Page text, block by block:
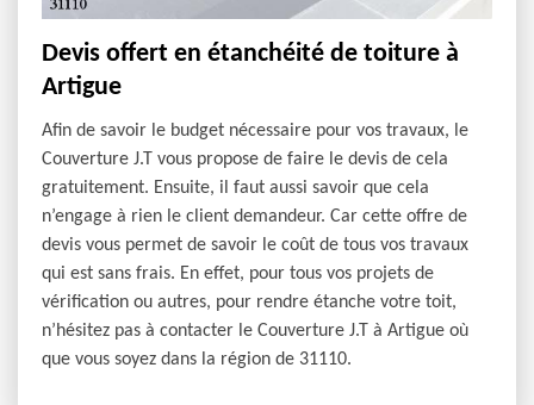
Devis offert en étanchéité de toiture à
Artigue
Afin de savoir le budget nécessaire pour vos travaux, le
Couverture J.T vous propose de faire le devis de cela
gratuitement. Ensuite, il faut aussi savoir que cela
n’engage à rien le client demandeur. Car cette offre de
devis vous permet de savoir le coût de tous vos travaux
qui est sans frais. En effet, pour tous vos projets de
vérification ou autres, pour rendre étanche votre toit,
n’hésitez pas à contacter le Couverture J.T à Artigue où
que vous soyez dans la région de 31110.